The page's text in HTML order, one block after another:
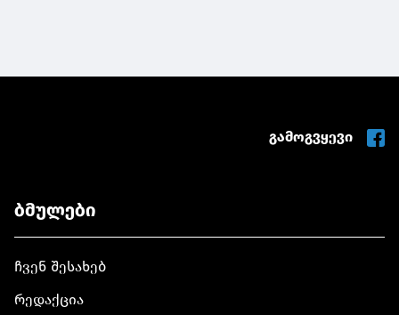
გამოგვყევი
ბმულები
ჩვენ შესახებ
რედაქცია